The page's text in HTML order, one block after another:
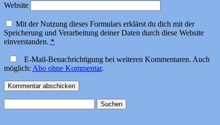
Website
Mit der Nutzung dieses Formulars erklärst du dich mit der
Speicherung und Verarbeitung deiner Daten durch diese Website
einverstanden. *
E-Mail-Benachrichtigung bei weiteren Kommentaren. Auch
möglich: Abo ohne Kommentar.
nach: